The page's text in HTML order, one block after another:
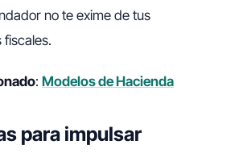
no te exime de tus
fiscales.
: Modelos de Hacienda
para impulsar